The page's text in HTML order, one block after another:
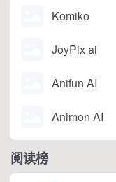
Komiko
JoyPix ai
Anifun AI
Animon AI
阅读榜